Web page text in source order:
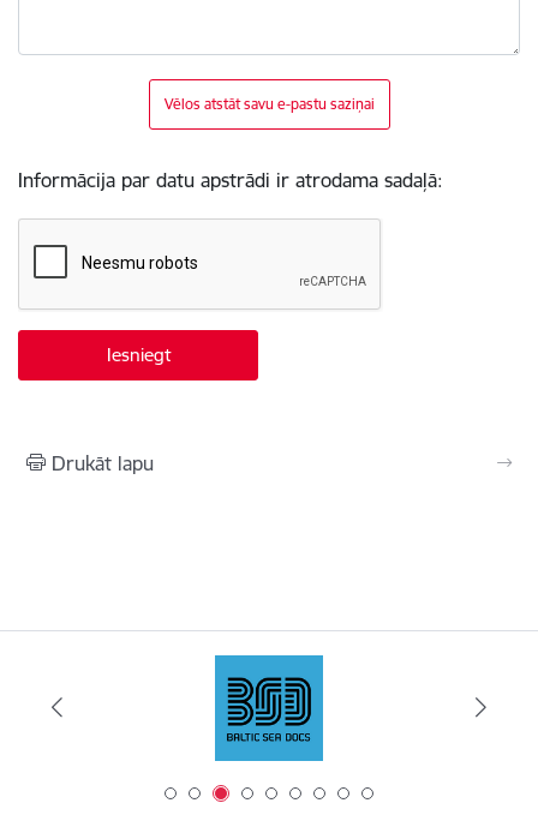
Vēlos atstāt savu e-pastu saziņai
Informācija par datu apstrādi ir atrodama sadaļā:
Drukāt lapu